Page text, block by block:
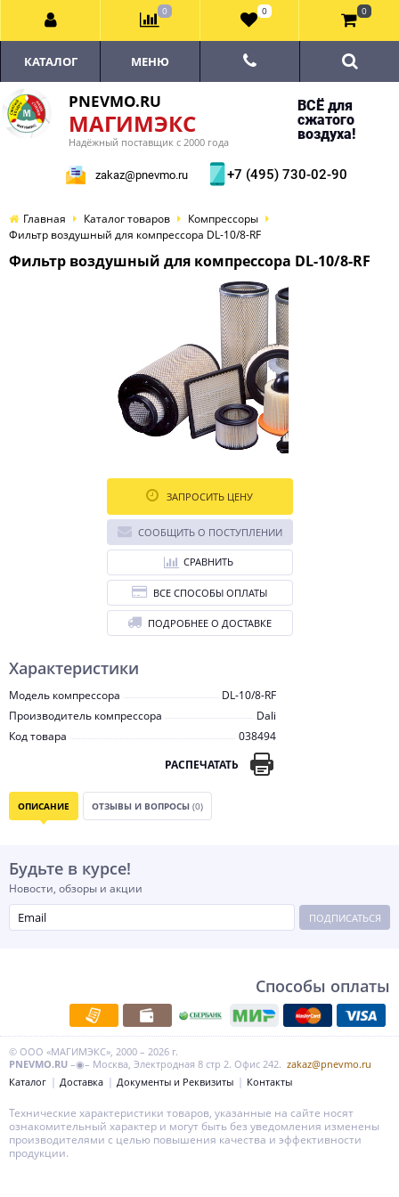
PNEVMO.RU
МАГИМЭКС
Надёжный поставщик с 2000 года
ВСЁ для
сжатого
воздуха!
zakaz@pnevmo.ru +7 (495) 730-02-90
КАТАЛОГ МЕНЮ
Главная Каталог товаров
Компрессоры
Фильтр воздушный для компрессора DL-10/8-RF
Фильтр воздушный для компрессора DL-10/8-RF
Характеристики
Модель компрессора
DL-10/8-RF
Производитель компрессора
Dali
Код товара
038494
РАСПЕЧАТАТЬ
ЗАПРОСИТЬ ЦЕНУ
СООБЩИТЬ О ПОСТУПЛЕНИИ
СРАВНИТЬ
ВСЕ СПОСОБЫ ОПЛАТЫ
ПОДРОБНЕЕ О ДОСТАВКЕ
ОПИСАНИЕ ОТЗЫВЫ И ВОПРОСЫ (0)
Будьте в курсе!
Новости, обзоры и акции
ПОДПИСАТЬСЯ
Способы оплаты
© ООО «МАГИМЭКС», 2000 – 2026 г.
PNEVMO.RU –◉– Москва, Электродная 8 стр 2. Офис 242. zakaz@pnevmo.ru
Каталог
Доставка Документы и Реквизиты Контакты
0 0 0
Технические характеристики товаров, указанные на сайте носят
ознакомительный характер и могут быть без уведомления изменены
производителями с целью повышения качества и эффективности
продукции.